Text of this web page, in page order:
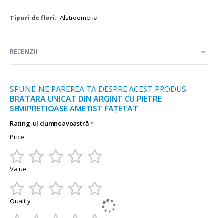
Mai
Alstroemeria
RECENZII
SPUNE-NE PAREREA TA DESPRE ACEST PRODUS
BRATARA UNICAT DIN ARGINT CU PIETRE
SEMIPRETIOASE AMETIST FAȚETAT
Rating-ul dumneavoastră
Price
1
2
3
4
5
Value
1
2
3
4
5
Quality